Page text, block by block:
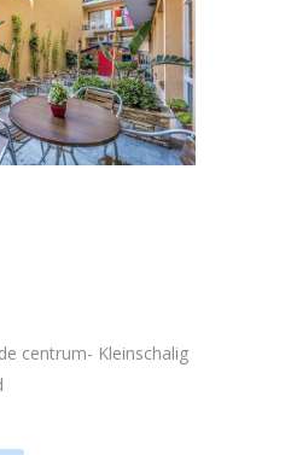
centrum- Kleinschalig